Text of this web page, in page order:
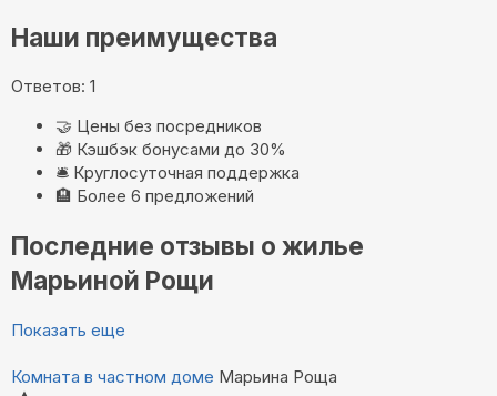
Наши преимущества
Ответов: 1
🤝 Цены без посредников
🎁 Кэшбэк бонусами до 30%
🛎️ Круглосуточная поддержка
🏨 Более 6 предложений
Последние отзывы о жилье
Марьиной Рощи
Показать еще
Комната в частном доме Марьина Роща